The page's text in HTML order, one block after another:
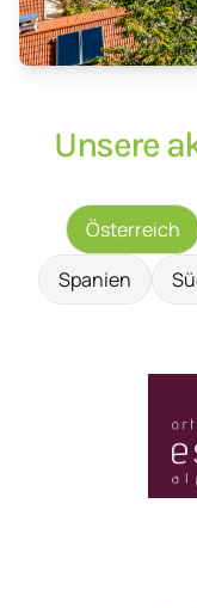
Unsere
Österreich
Spanien